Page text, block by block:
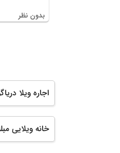
بدون نظر
اجاره ویلا
خانه ویلایی